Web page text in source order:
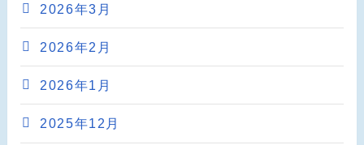
2026年3月
2026年2月
2026年1月
2025年12月